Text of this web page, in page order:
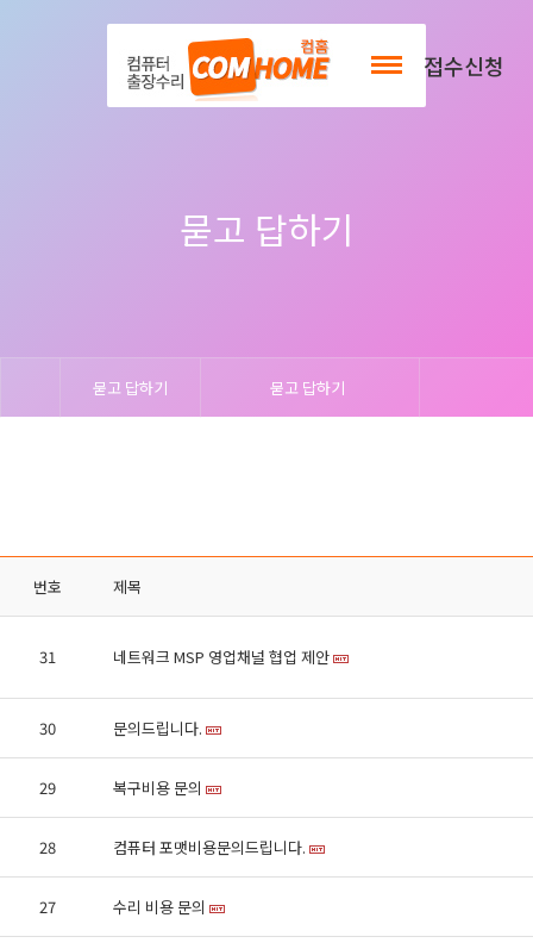
출장서비스안내 접수신청
묻고 답하기
묻고 답하기 묻고 답하기
번호 제목
31 네트워크 MSP 영업채널 협업 제안
30 문의드립니다.
29 복구비용 문의
28 컴퓨터 포맷비용문의드립니다.
27 수리 비용 문의